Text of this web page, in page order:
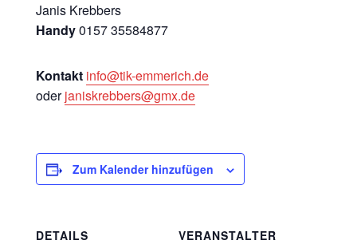
Janis Krebbers
Handy0157 35584877
Kontakt info@tik-emmerich.de
oderjaniskrebbers@gmx.de
Zum Kalender hinzufügen
DETAILS
VERANSTALTER